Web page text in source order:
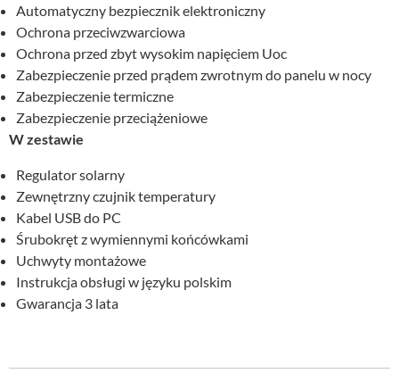
Automatyczny bezpiecznik elektroniczny
Ochrona przeciwzwarciowa
Ochrona przed zbyt wysokim napięciem Uoc
Zabezpieczenie przed prądem zwrotnym do panelu w nocy
Zabezpieczenie termiczne
Zabezpieczenie przeciążeniowe
W zestawie
Regulator solarny
Zewnętrzny czujnik temperatury
Kabel USB do PC
Śrubokręt z wymiennymi końcówkami
Uchwyty montażowe
Instrukcja obsługi w języku polskim
Gwarancja 3 lata